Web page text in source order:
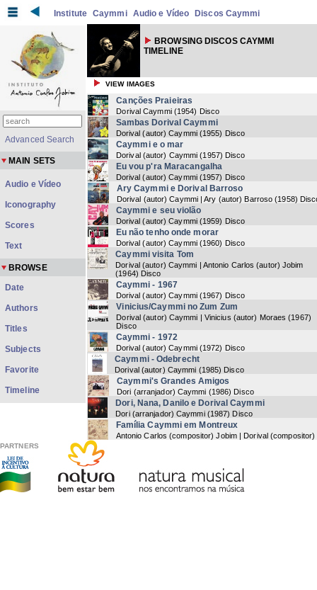
Institute Caymmi Audio e Vídeo Discos Caymmi
BROWSING DISCOS CAYMMI
TIMELINE
VIEW IMAGES
Canções Praieiras
Dorival Caymmi (1954) Disco
Sambas Dorival Caymmi
Dorival (autor) Caymmi (1955) Disco
Caymmi e o mar
Dorival (autor) Caymmi (1957) Disco
Eu vou p'ra Maracangalha
Dorival (autor) Caymmi (1957) Disco
Ary Caymmi e Dorival Barroso
Dorival (autor) Caymmi | Ary (autor) Barroso (1958)
Caymmi e seu violão
Dorival (autor) Caymmi (1959) Disco
Eu não tenho onde morar
Dorival (autor) Caymmi (1960) Disco
Caymmi visita Tom
Dorival (autor) Caymmi | Antonio Carlos (autor) Jobim
(1964) Disco
Caymmi - 1967
Dorival (autor) Caymmi (1967) Disco
Vinicius/Caymmi no Zum Zum
Dorival (autor) Caymmi | Vinicius (autor) Moraes (1967)
Disco
Caymmi - 1972
Dorival (autor) Caymmi (1972) Disco
Caymmi - Odebrecht
Dorival (autor) Caymmi (1985) Disco
Caymmi's Grandes Amigos
Dori (arranjador) Caymmi (1986) Disco
Dori, Nana, Danilo e Dorival Caymmi
Dori (arranjador) Caymmi (1987) Disco
Família Caymmi em Montreux
Antonio Carlos (compositor) Jobim | Dorival (compositor)
Now showing items 1-15 of 15
Advanced Search
MAIN SETS
Audio e Vídeo
Iconography
Scores
Text
BROWSE
Date
Authors
Titles
Subjects
Favorite
Timeline
PARTNERS